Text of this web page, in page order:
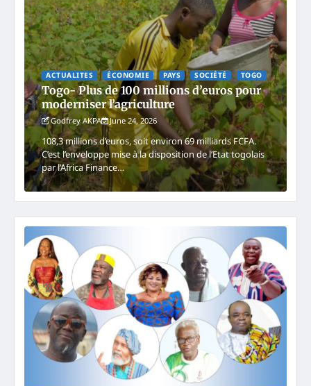
ACTUALITES ÉCONOMIE PAYS SOCIÉTÉ TOGO
Togo- Plus de 100 millions d’euros pour
moderniser l’agriculture
Godfrey AKPA June 24, 2026
108,3 millions d’euros, soit environ 69 milliards FCFA.
C’est l’enveloppe mise à la disposition de l’Etat togolais
par l’Africa Finance…